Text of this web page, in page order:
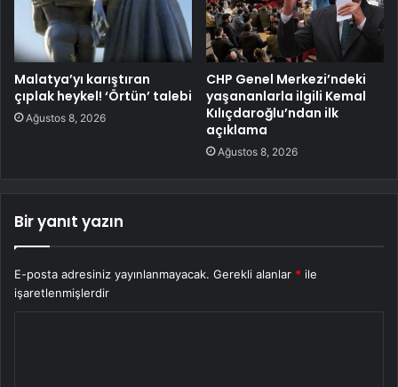
Malatya’yı karıştıran
çıplak heykel! ‘Örtün’ talebi
Ağustos 8, 2026
CHP Genel Merkezi’ndeki
yaşananlarla ilgili Kemal
Kılıçdaroğlu’ndan ilk
açıklama
Ağustos 8, 2026
Bir yanıt yazın
E-posta adresiniz yayınlanmayacak. Gerekli alanlar * ile
işaretlenmişlerdir